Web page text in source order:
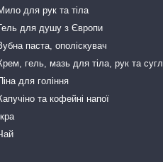
для рук та тіла
для душу з Європи
паста, ополіскувач
гель, мазь для тіла, рук та
для гоління
та кофейні напої